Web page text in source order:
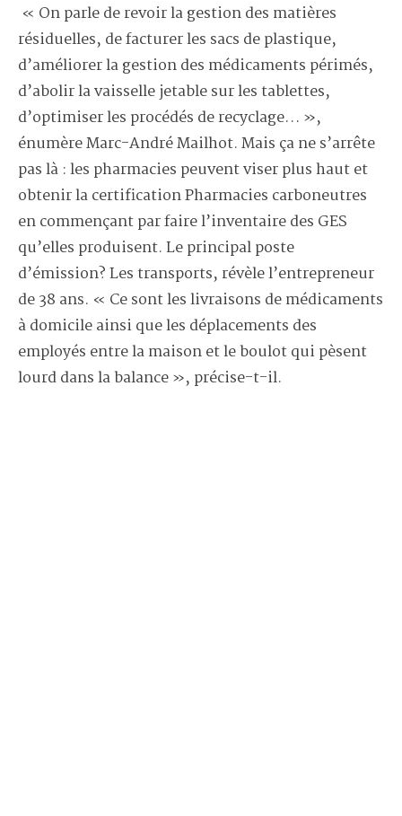
« On parle de revoir la gestion des matières
résiduelles, de facturer les sacs de plastique,
d’améliorer la gestion des médicaments périmés,
d’abolir la vaisselle jetable sur les tablettes,
d’optimiser les procédés de recyclage… »,
énumère Marc-André Mailhot. Mais ça ne s’arrête
pas là : les pharmacies peuvent viser plus haut et
obtenir la certification Pharmacies carboneutres
en commençant par faire l’inventaire des GES
qu’elles produisent. Le principal poste
d’émission? Les transports, révèle l’entrepreneur
de 38 ans. « Ce sont les livraisons de médicaments
à domicile ainsi que les déplacements des
employés entre la maison et le boulot qui pèsent
lourd dans la balance », précise-t-il.